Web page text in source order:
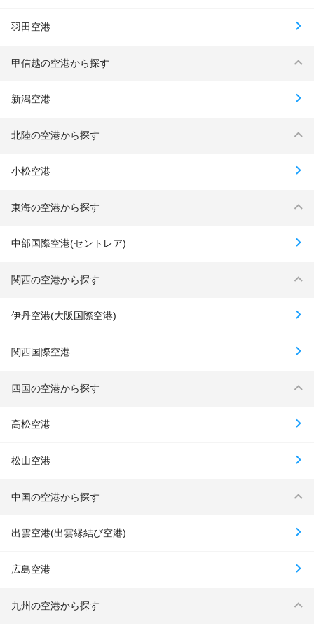
羽田空港
甲信越の空港から探す
新潟空港
北陸の空港から探す
小松空港
東海の空港から探す
中部国際空港(セントレア)
関西の空港から探す
伊丹空港(大阪国際空港)
関西国際空港
四国の空港から探す
高松空港
松山空港
中国の空港から探す
出雲空港(出雲縁結び空港)
広島空港
九州の空港から探す